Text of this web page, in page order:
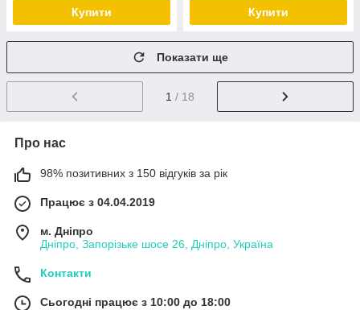
Купити Купити
Показати ще
1 / 18
Про нас
98% позитивних з 150 відгуків за рік
Працює з 04.04.2019
м. Дніпро
Дніпро, Запорізьке шосе 26, Дніпро, Україна
Контакти
Сьогодні працює з 10:00 до 18:00